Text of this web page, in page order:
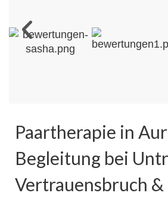
Paartherapie in
Begleitung bei
Vertrauensbruch &